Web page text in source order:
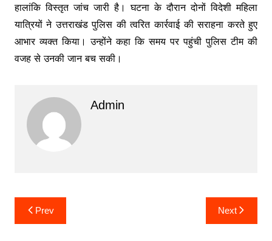
हालांकि विस्तृत जांच जारी है। घटना के दौरान दोनों विदेशी महिला
यात्रियों ने उत्तराखंड पुलिस की त्वरित कार्रवाई की सराहना करते हुए
आभार व्यक्त किया। उन्होंने कहा कि समय पर पहुंची पुलिस टीम की
वजह से उनकी जान बच सकी।
Admin
Post
navigation
Prev Next